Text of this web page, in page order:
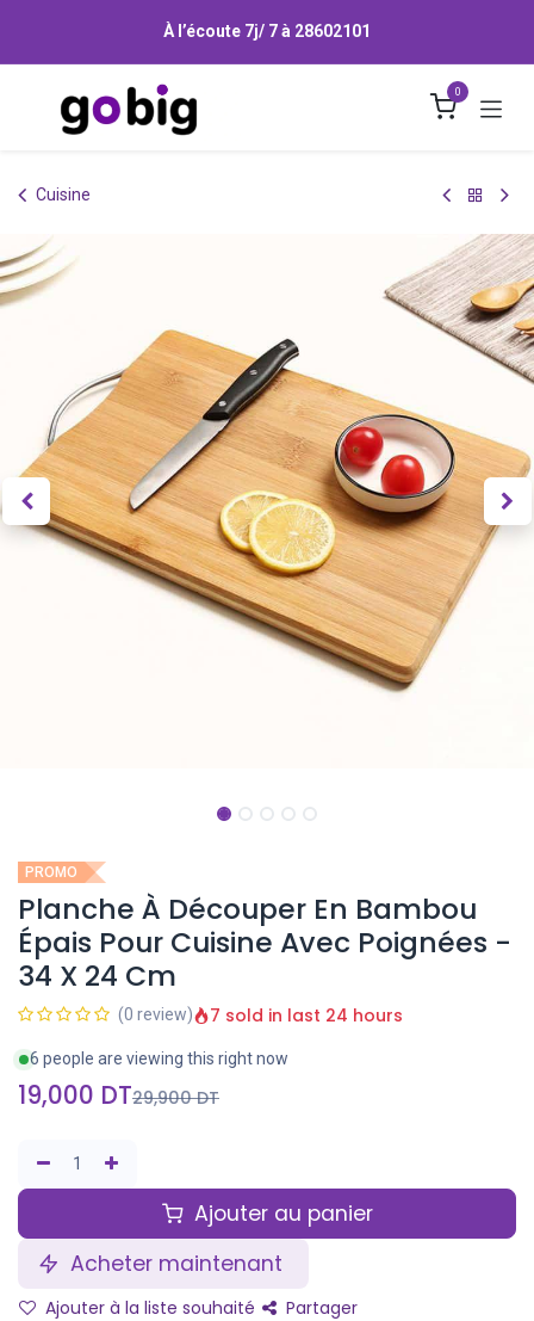
À l’écoute 7j/ 7 à 28602101
0
Cuisine
PROMO
Planche À Découper En Bambou
Épais Pour Cuisine Avec Poignées -
34 X 24 Cm
(0 review) 7 sold in last 24 hours
6 people are viewing this right now
19,000 DT29,900DT
Ajouter au panier
Acheter maintenant
Ajouter à la liste souhaité Partager